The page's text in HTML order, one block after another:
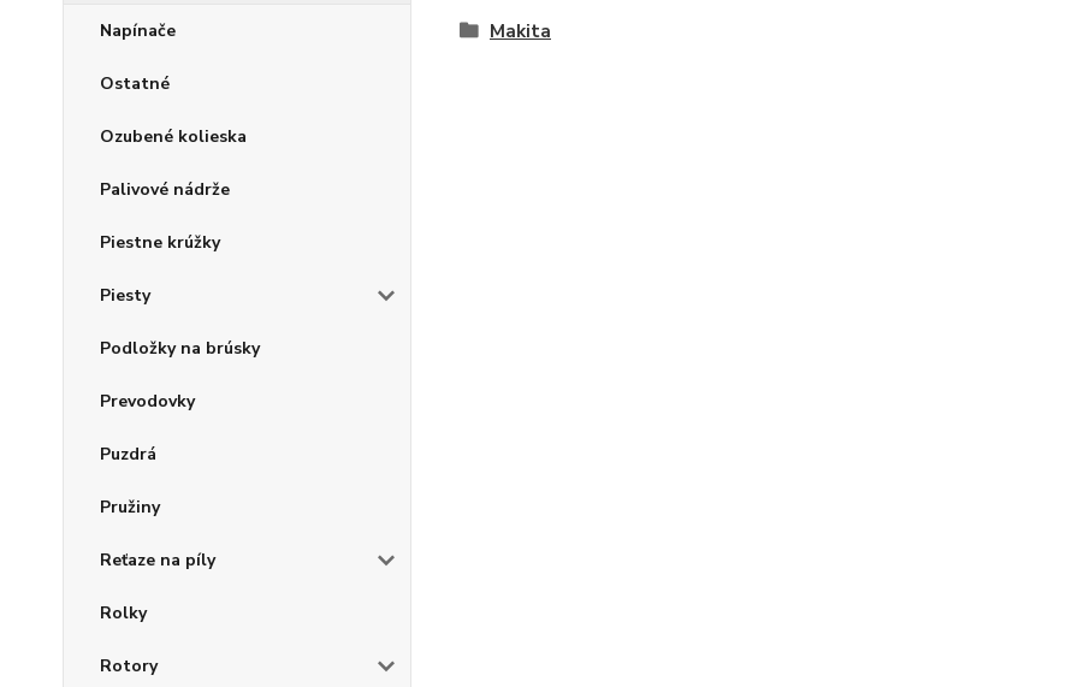
Napínače
Ostatné
Ozubené kolieska
Palivové nádrže
Piestne krúžky
Piesty
Podložky na brúsky
Prevodovky
Puzdrá
Pružiny
Reťaze na píly
Rolky
Rotory
Makita